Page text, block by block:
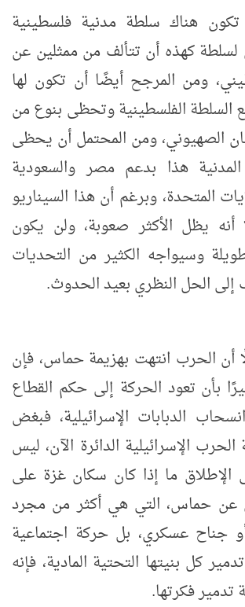
هناك سلطة مدنية فلسطينية
كهذه أن تتألف من ممثلين عن
ومن المرجح أيضًا أن تكون لها
السلطة الفلسطينية وتحظى بنوع من
الصهيوني، ومن المحتمل أن يحظى
المدنية هذا بدعم مصر والسعودية
المتحدة، وبرغم أن هذا السيناريو
أنه يظل الأكثر صعوبة، ولن يكون
وسيواجه الكثير من التحديات
إلى الحل النظري بعيد الحدوث.
أن الحرب انتهت بهزيمة حماس، فإن
بأن تعود الحركة إلى حكم القطاع
الدبابات الإسرائيلية، فبغض
الإسرائيلية الدائرة الآن، ليس
ما إذا كان سكان غزة على
عن حماس، التي هي أكثر من مجرد
عسكري، بل حركة اجتماعية
كل بنيتها التحتية المادية، فإنه
تدمير فكرتها.